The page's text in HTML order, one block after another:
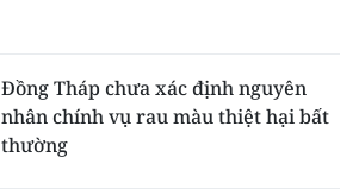
Đồng Tháp chưa xác định nguyên
nhân chính vụ rau màu thiệt hại bất
thường